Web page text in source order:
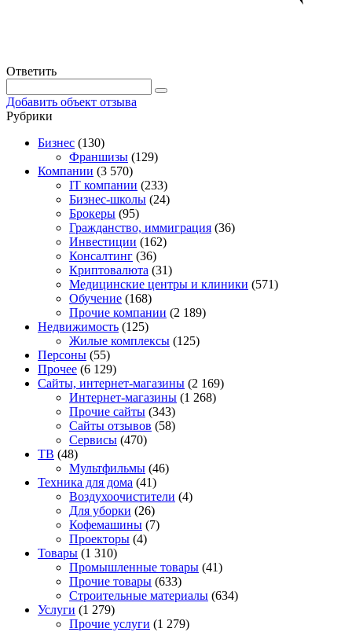
Ответить
Добавить объект отзыва
Рубрики
Бизнес (130)
Франшизы (129)
Компании (3 570)
IT компании (233)
Бизнес-школы (24)
Брокеры (95)
Гражданство, иммиграция (36)
Инвестиции (162)
Консалтинг (36)
Криптовалюта (31)
Медицинские центры и клиники (571)
Обучение (168)
Прочие компании (2 189)
Недвижимость (125)
Жилые комплексы (125)
Персоны (55)
Прочее (6 129)
Сайты, интернет-магазины (2 169)
Интернет-магазины (1 268)
Прочие сайты (343)
Сайты отзывов (58)
Сервисы (470)
ТВ (48)
Мультфильмы (46)
Техника для дома (41)
Воздухоочистители (4)
Для уборки (26)
Кофемашины (7)
Проекторы (4)
Товары (1 310)
Промышленные товары (41)
Прочие товары (633)
Строительные материалы (634)
Услуги (1 279)
Прочие услуги (1 279)